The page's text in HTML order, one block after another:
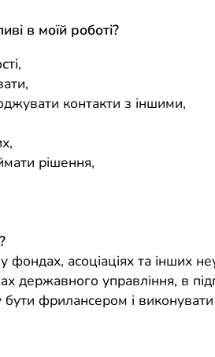
в моїй роботі?
контакти з іншими,
рішення,
асоціаціях та інших
державного управління, в
фрилансером і